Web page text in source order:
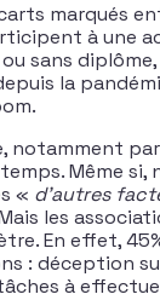
marqués
à une
sans
la
notamment
Même
« d’autres
les
En effet,
: déception
à